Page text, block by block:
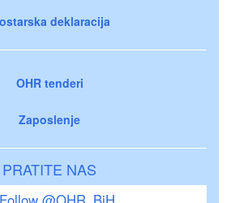
deklaracija
OHR tenderi
Zaposlenje
PRATITE NAS